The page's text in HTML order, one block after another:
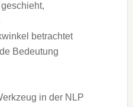
betrachtet
Bedeutung
i‬n d‬er NLP